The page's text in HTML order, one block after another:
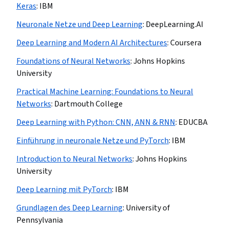
Keras: IBM
Neuronale Netze und Deep Learning: DeepLearning.AI
Deep Learning and Modern AI Architectures:Coursera
Foundations of Neural Networks:Johns Hopkins
University
Practical Machine Learning: Foundations to Neural
Networks: Dartmouth College
Deep Learning with Python: CNN, ANN & RNN: EDUCBA
Einführung in neuronale Netze und PyTorch: IBM
Introduction to Neural Networks:Johns Hopkins
University
Deep Learning mit PyTorch: IBM
Grundlagen des Deep Learning: University of
Pennsylvania